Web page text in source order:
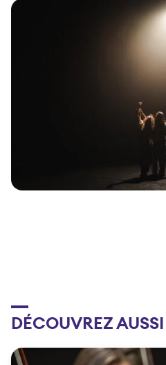
DÉCOUVREZ AUSSI